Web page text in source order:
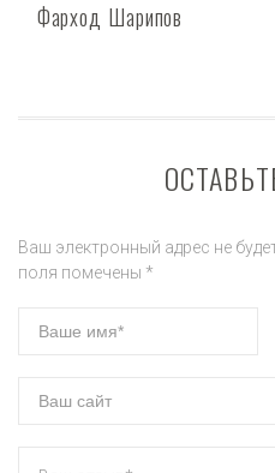
Фарход Шарипов
Ваш электронный адрес не
поля помечены *